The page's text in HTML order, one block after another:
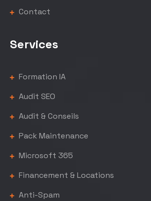
Contact
Services
Formation IA
Audit SEO
Audit & Conseils
Pack Maintenance
Microsoft 365
Financement & Locations
Anti-Spam